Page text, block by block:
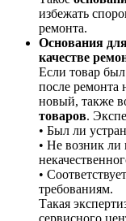
избежать
ремонта.
Основания
качестве
Если товар
после ремонта
новый, также
товаров.
• Был ли
• Не возник ли
•
требованиям.
Такая